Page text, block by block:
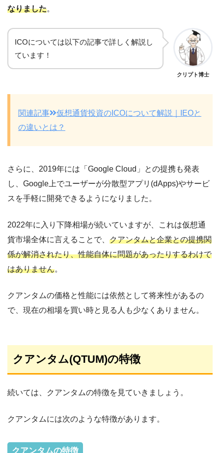
なりました。
ICOについては以下の記事で詳しく解説し
ています！
クリプト博士
関連記事
仮想通貨投資のICOについて解説｜IEOと
の違いとは？
さらに、2019年には「Google Cloud」との提携も発表
し、Google上でユーザーが分散型アプリ(dApps)やサービ
スを手軽に開発できるようになりました。
2022年に入り下降相場が続いていますが、これは仮想通
貨市場全体に言えることで、 クアンタムと企業との提携関
係が解消されたり、性能自体に問題があったりするわけで
はありません。
クアンタムの価格と性能には依然として将来性があるの
で、現在の相場を買い時と見る人も少なくありません。
クアンタム(QTUM)の特徴
続いては、クアンタムの特徴を見ていきましょう。
クアンタムには次のような特徴があります。
クアンタムの特徴